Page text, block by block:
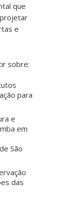
que
e
sobre:
para
e
em
São
das